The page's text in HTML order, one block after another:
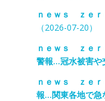
ｎｅｗｓ ｚｅ
（2026-07-20）
ｎｅｗｓ ｚｅｒ
警報…冠水被害や
ｎｅｗｓ ｚｅｒ
報…関東各地で急